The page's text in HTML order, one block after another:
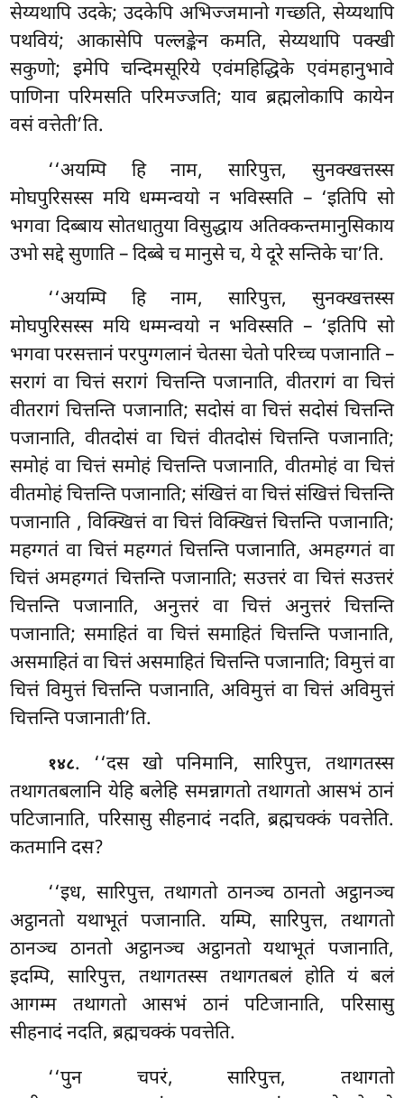
सेय्यथापि उदके; उदकेपि अभिज्जमानो गच्छति, सेय्यथापि
पथवियं; आकासेपि पल्लङ्केन कमति, सेय्यथापि पक्खी
सकुणो; इमेपि चन्दिमसूरिये एवंमहिद्धिके एवंमहानुभावे
पाणिना परिमसति परिमज्जति; याव ब्रह्मलोकापि कायेन
वसं वत्तेती’ति.
‘‘अयम्पि हि नाम, सारिपुत्त, सुनक्खत्तस्स
मोघपुरिसस्स मयि धम्मन्वयो न भविस्सति – ‘इतिपि सो
भगवा दिब्बाय सोतधातुया विसुद्धाय अतिक्कन्तमानुसिकाय
उभो सद्दे सुणाति – दिब्बे च मानुसे च, ये दूरे सन्तिके चा’ति.
‘‘अयम्पि हि नाम, सारिपुत्त, सुनक्खत्तस्स
मोघपुरिसस्स मयि धम्मन्वयो न भविस्सति – ‘इतिपि सो
भगवा परसत्तानं परपुग्गलानं चेतसा चेतो परिच्च पजानाति –
सरागं वा चित्तं सरागं चित्तन्ति पजानाति, वीतरागं वा चित्तं
वीतरागं चित्तन्ति पजानाति; सदोसं वा चित्तं सदोसं चित्तन्ति
पजानाति, वीतदोसं वा चित्तं वीतदोसं चित्तन्ति पजानाति;
समोहं वा चित्तं समोहं चित्तन्ति पजानाति, वीतमोहं वा चित्तं
वीतमोहं चित्तन्ति पजानाति; संखित्तं वा चित्तं संखित्तं चित्तन्ति
पजानाति , विक्खित्तं वा चित्तं विक्खित्तं चित्तन्ति पजानाति;
महग्गतं वा चित्तं महग्गतं चित्तन्ति पजानाति, अमहग्गतं वा
चित्तं अमहग्गतं चित्तन्ति पजानाति; सउत्तरं वा चित्तं सउत्तरं
चित्तन्ति पजानाति, अनुत्तरं वा चित्तं अनुत्तरं चित्तन्ति
पजानाति; समाहितं वा चित्तं समाहितं चित्तन्ति पजानाति,
असमाहितं वा चित्तं असमाहितं चित्तन्ति पजानाति; विमुत्तं वा
चित्तं विमुत्तं चित्तन्ति पजानाति, अविमुत्तं वा चित्तं अविमुत्तं
चित्तन्ति पजानाती’ति.
१४८. ‘‘दस खो पनिमानि, सारिपुत्त, तथागतस्स
तथागतबलानि येहि बलेहि समन्नागतो तथागतो आसभं ठानं
पटिजानाति, परिसासु सीहनादं नदति, ब्रह्मचक्कं पवत्तेति.
कतमानि दस?
‘‘इध, सारिपुत्त, तथागतो ठानञ्च ठानतो अट्ठानञ्च
अट्ठानतो यथाभूतं पजानाति. यम्पि, सारिपुत्त, तथागतो
ठानञ्च ठानतो अट्ठानञ्च अट्ठानतो यथाभूतं पजानाति,
इदम्पि, सारिपुत्त, तथागतस्स तथागतबलं होति यं बलं
आगम्म तथागतो आसभं ठानं पटिजानाति, परिसासु
सीहनादं नदति, ब्रह्मचक्कं पवत्तेति.
‘‘पुन चपरं, सारिपुत्त, तथागतो